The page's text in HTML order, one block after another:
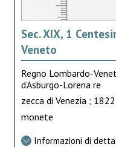
Sec. XIX, 1
Veneto
Regno Lombardo-
d’Asburgo-Lorena re
zecca di Venezia ; 1822
monete
Informazioni di